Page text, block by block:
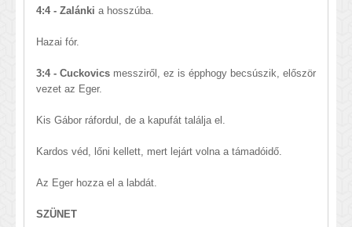
4:4 - Zalánki a hosszúba.
Hazai fór.
3:4 - Cuckovics messziről, ez is épphogy becsúszik, először
vezet az Eger.
Kis Gábor ráfordul, de a kapufát találja el.
Kardos véd, lőni kellett, mert lejárt volna a támadóidő.
Az Eger hozza el a labdát.
SZÜNET